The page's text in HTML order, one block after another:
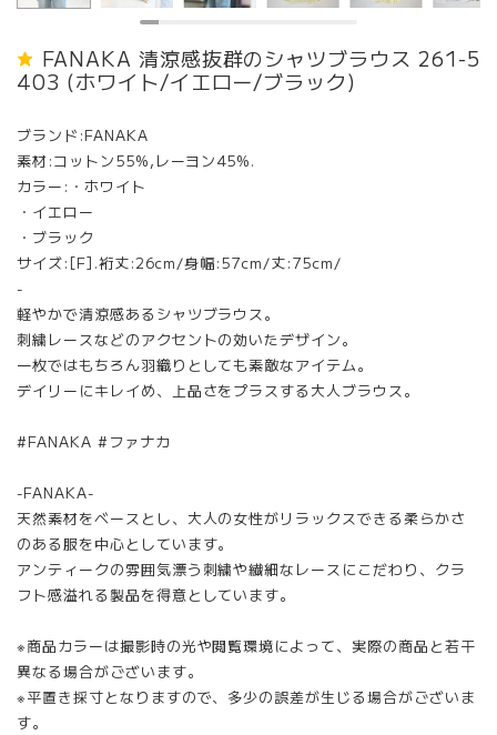
FANAKA 清涼感抜群のシャツブラウス 261-5
403 (ホワイト/イエロー/ブラック)
ブランド:FANAKA
素材:コットン55%,レーヨン45%.
カラー:・ホワイト
・イエロー
・ブラック
サイズ:[F].裄丈:26cm/身幅:57cm/丈:75cm/
-
軽やかで清涼感あるシャツブラウス。
刺繍レースなどのアクセントの効いたデザイン。
一枚ではもちろん羽織りとしても素敵なアイテム。
デイリーにキレイめ、上品さをプラスする大人ブラウス。
#FANAKA #ファナカ
-FANAKA-
天然素材をベースとし、大人の女性がリラックスできる柔らかさ
のある服を中心としています。
アンティークの雰囲気漂う刺繍や繊細なレースにこだわり、クラ
フト感溢れる製品を得意としています。
※商品カラーは撮影時の光や閲覧環境によって、実際の商品と若干
異なる場合がございます。
※平置き採寸となりますので、多少の誤差が生じる場合がございま
す。